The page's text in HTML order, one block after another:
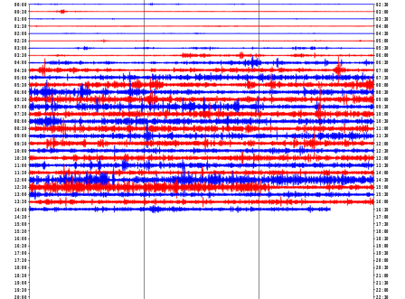
00:00
00:30
01:00
01:30
02:00
02:30
03:00
03:30
04:00
04:30
05:00
05:30
06:00
06:30
07:00
07:30
08:00
08:30
09:00
09:30
10:00
10:30
11:00
11:30
12:00
12:30
13:00
13:30
14:00
14:30
15:00
15:30
16:00
16:30
17:00
17:30
18:00
18:30
19:00
19:30
20:00
02:30
03:00
03:30
04:00
04:30
05:00
05:30
06:00
06:30
07:00
07:30
08:00
08:30
09:00
09:30
10:00
10:30
11:00
11:30
12:00
12:30
13:00
13:30
14:00
14:30
15:00
15:30
16:00
16:30
17:00
17:30
18:00
18:30
19:00
19:30
20:00
20:30
21:00
21:30
22:00
22:30